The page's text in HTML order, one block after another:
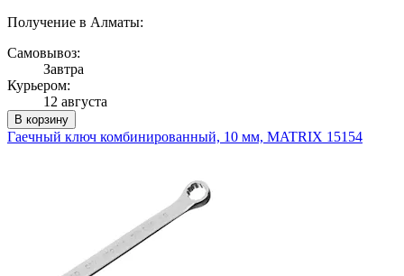
Получение в Алматы:
Самовывоз:
Завтра
Курьером:
12 августа
В корзину
Гаечный ключ комбинированный, 10 мм, MATRIX 15154